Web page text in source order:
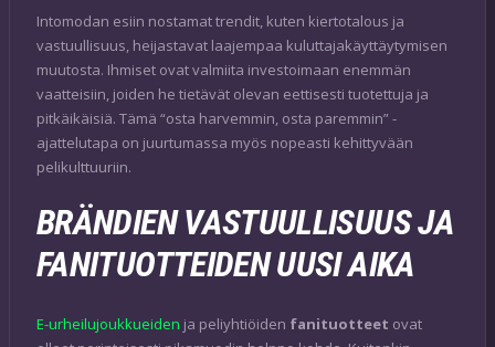
Intomodan esiin nostamat trendit, kuten kiertotalous ja
vastuullisuus, heijastavat laajempaa kuluttajakäyttäytymisen
muutosta. Ihmiset ovat valmiita investoimaan enemmän
vaatteisiin, joiden he tietävät olevan eettisesti tuotettuja ja
pitkäikäisiä. Tämä “osta harvemmin, osta paremmin” -
ajattelutapa on juurtumassa myös nopeasti kehittyvään
pelikulttuuriin.
BRÄNDIEN VASTUULLISUUS JA
FANITUOTTEIDEN UUSI AIKA
E-urheilujoukkueiden ja peliyhtiöiden fanituotteet ovat